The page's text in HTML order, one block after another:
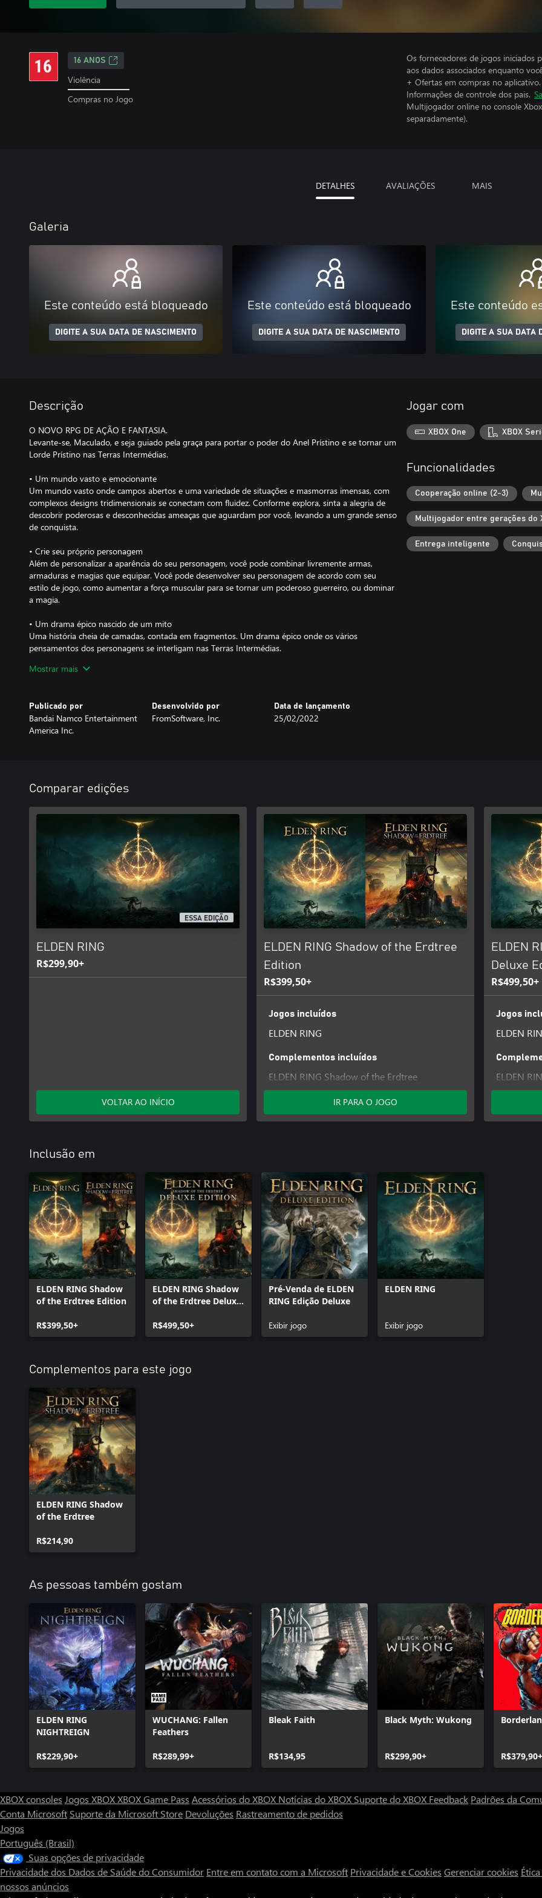
16 ANOS
Violência
Compras no Jogo
Os fornecedores de jogos iniciados
aos dados associados enquanto
+ Ofertas em compras no aplicativo.
Informações de controle dos pais.
Multijogador online no console
separadamente).
DETALHES AVALIAÇÕES MAIS
Galeria
Este conteúdo está bloqueado
DIGITE A SUA DATA DE NASCIMENTO
Este conteúdo está bloqueado
DIGITE A SUA DATA DE NASCIMENTO
Este conteúdo
DIGITE A SUA DATA
Descrição
O NOVO RPG DE AÇÃO E FANTASIA.
Levante-se, Maculado, e seja guiado pela graça para portar o poder do Anel Prístino e se tornar um
Lorde Prístino nas Terras Intermédias.
• Um mundo vasto e emocionante
Um mundo vasto onde campos abertos e uma variedade de situações e masmorras imensas, com
complexos designs tridimensionais se conectam com fluidez. Conforme explora, sinta a alegria de
descobrir poderosas e desconhecidas ameaças que aguardam por você, levando a um grande senso
de conquista.
• Crie seu próprio personagem
Além de personalizar a aparência do seu personagem, você pode combinar livremente armas,
armaduras e magias que equipar. Você pode desenvolver seu personagem de acordo com seu
estilo de jogo, como aumentar a força muscular para se tornar um poderoso guerreiro, ou dominar
a magia.
• Um drama épico nascido de um mito
Uma história cheia de camadas, contada em fragmentos. Um drama épico onde os vários
pensamentos dos personagens se interligam nas Terras Intermédias.
• Jogo on-line único que conecta você livremente aos outros
presença dos outros.
Mostrar mais
Publicado por
Bandai Namco Entertainment
America Inc.
Desenvolvido por
FromSoftware, Inc.
Data de lançamento
25/02/2022
Jogar com
XBOX One XBOX
Funcionalidades
Cooperação online (2-3)
Multijogador entre gerações do
Entrega inteligente
Comparar edições
ESSA EDIÇÃO
ELDEN RING
R$299,90+
VOLTAR AO INÍCIO
ELDEN RING Shadow of the Erdtree
Edition
R$399,50+
Jogos incluídos
ELDEN RING
Complementos incluídos
ELDEN RING Shadow of the Erdtree
IR PARA O JOGO
ELDEN
Deluxe
R$499,50+
Jogos
ELDEN
ELDEN
Inclusão em
ELDEN RING Shadow
of the Erdtree Edition
R$399,50+
ELDEN RING Shadow
of the Erdtree Deluxe
R$499,50+
Pré-Venda de ELDEN
RING Edição Deluxe
Exibir jogo
ELDEN RING
Exibir jogo
Complementos para este jogo
ELDEN RING Shadow
of the Erdtree
R$214,90
As pessoas também gostam
ELDEN RING
NIGHTREIGN
R$229,90+
WUCHANG: Fallen
Feathers
R$289,99+
Bleak Faith
R$134,95
Black Myth: Wukong
R$299,90+ R$379,90+
XBOX consoles Jogos XBOXXBOX Game Pass Acessórios do XBOX Notícias do XBOX Suporte do XBOX Feedback Padrões da
Conta Microsoft Suporte da Microsoft Store Devoluções Rastreamento de pedidos
Jogos
Português (Brasil)
Suas opções de privacidade
Privacidade dos Dados de Saúde do Consumidor Entre em contato com a Microsoft Privacidade e Cookies Gerenciar cookies
nossos anúncios